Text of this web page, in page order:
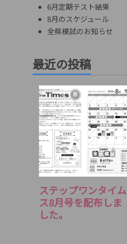
6月定期テスト結果
8月のスケジュール
全県模試のお知らせ
最近の投稿
ステップワンタイム
ス8月号を配布しま
した。